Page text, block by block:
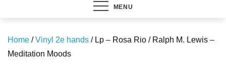
MENU
Home /Vinyl 2e hands / Lp – Rosa Rio / Ralph M. Lewis –
Meditation Moods